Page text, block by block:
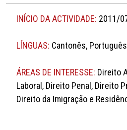
INÍCIO DA ACTIVIDADE: 2011/
LÍNGUAS: Cantonês,
ÁREAS DE INTERESSE: Direito
Laboral, Direito Penal, Direito
Direito da Imigração e